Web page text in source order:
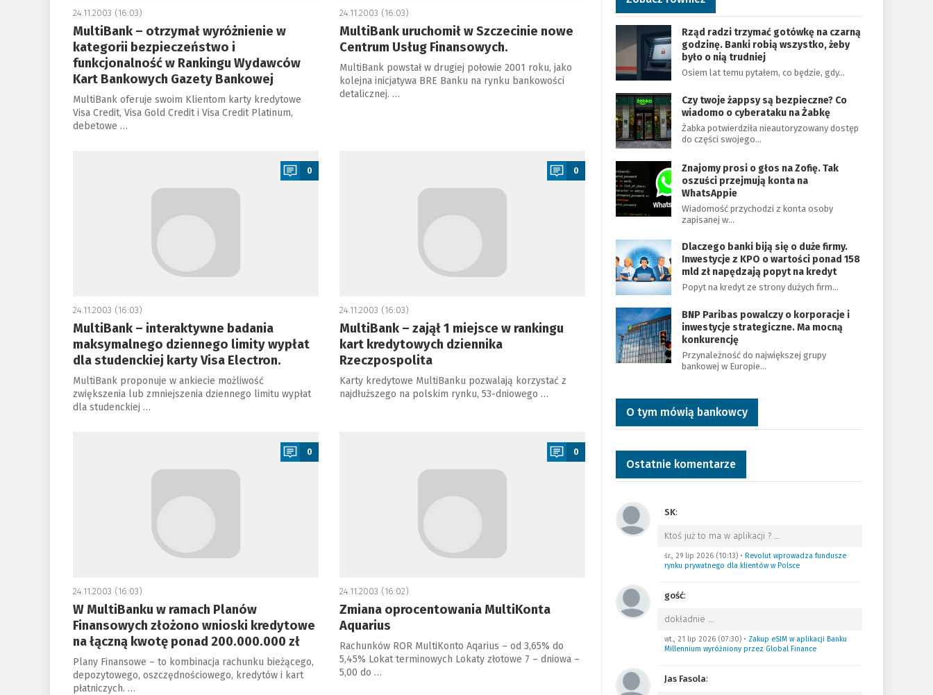
24.11.2003 (16:03)
MultiBank – otrzymał wyróżnienie w
kategorii bezpieczeństwo i
funkcjonalność w Rankingu Wydawców
Kart Bankowych Gazety Bankowej
MultiBank oferuje swoim Klientom karty kredytowe
Visa Credit, Visa Gold Credit i Visa Credit Platinum,
debetowe …
24.11.2003 (16:03)
MultiBank uruchomił w Szczecinie nowe
Centrum Usług Finansowych.
MultiBank powstał w drugiej połowie 2001 roku, jako
kolejna inicjatywa BRE Banku na rynku bankowości
detalicznej. …
0
24.11.2003 (16:03)
MultiBank – interaktywne badania
maksymalnego dziennego limity wypłat
dla studenckiej karty Visa Electron.
MultiBank proponuje w ankiecie możliwość
zwiększenia lub zmniejszenia dziennego limitu wypłat
dla studenckiej …
0
24.11.2003 (16:03)
MultiBank – zajął 1 miejsce w rankingu
kart kredytowych dziennika
Rzeczpospolita
Karty kredytowe MultiBanku pozwalają korzystać z
najdłuższego na polskim rynku, 53-dniowego …
0
24.11.2003 (16:03)
W MultiBanku w ramach Planów
Finansowych złożono wnioski kredytowe
na łączną kwotę ponad 200.000.000 zł
Plany Finansowe – to kombinacja rachunku bieżącego,
depozytowego, oszczędnościowego, kredytów i kart
płatniczych. …
0
24.11.2003 (16:02)
Zmiana oprocentowania MultiKonta
Aquarius
Rachunków ROR MultiKonto Aqarius – od 3,65% do
5,45% Lokat terminowych Lokaty złotowe 7 – dniowa –
5,00 do …
Rząd radzi trzymać gotówkę na czarną
godzinę. Banki robią wszystko, żeby
było o nią trudniej
Osiem lat temu pytałem, co będzie, gdy…
Czy twoje żappsy są bezpieczne? Co
wiadomo o cyberataku na Żabkę
Żabka potwierdziła nieautoryzowany dostęp
do części swojego…
Znajomy prosi o głos na Zofię. Tak
oszuści przejmują konta na
WhatsAppie
Wiadomość przychodzi z konta osoby
zapisanej w…
Dlaczego banki biją się o duże firmy.
Inwestycje z KPO o wartości ponad 158
mld zł napędzają popyt na kredyt
Popyt na kredyt ze strony dużych firm…
BNP Paribas powalczy o korporacje i
inwestycje strategiczne. Ma mocną
konkurencję
Przynależność do największej grupy
bankowej w Europie…
O tym mówią bankowcy
Ostatnie komentarze
SK:
Ktoś już to ma w aplikacji ?
śr., 29 lip 2026 (10:13)• Revolut wprowadza fundusze
rynku prywatnego dla klientów w Polsce
gość:
dokładnie
wt., 21 lip 2026 (07:30)• Zakup eSIM w aplikacji Banku
Millennium wyróżniony przez Global Finance
Jas Fasola: